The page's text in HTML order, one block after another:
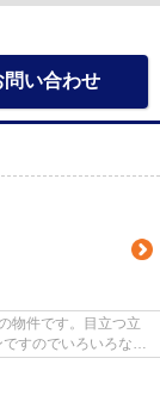
問い合わせ
物件です。目立つ立
すのでいろいろな用